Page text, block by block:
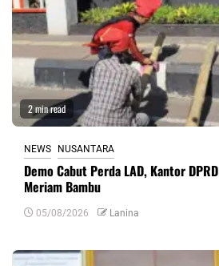
2 min read
NEWS NUSANTARA
Demo Cabut Perda LAD, Kantor
Meriam Bambu
05/08/2026 Lanina